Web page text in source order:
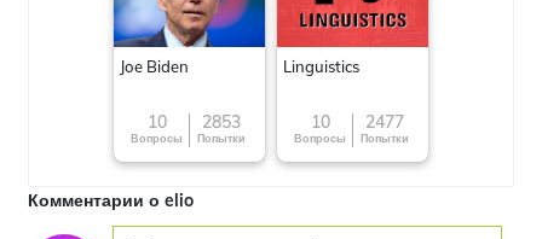
Joe Biden
10
Вопросы
2853
Попытки
Linguistics
10
Вопросы
2477
Попытки
Комментарии о elio